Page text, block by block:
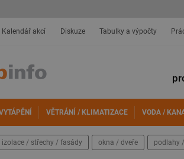
Kalendář akcí Diskuze Tabulky a výpočty
VĚTRÁNÍ / KLIMATIZACE VODA /
izolace / střechy / fasády okna / dveře podlahy